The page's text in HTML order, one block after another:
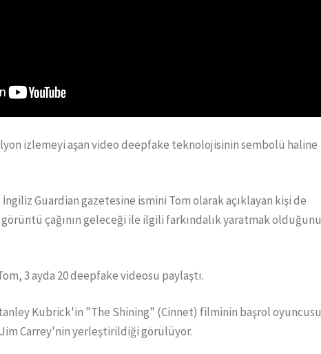
izlemeyi aşan video deepfake teknolojisinin sembolü haline
Guardian gazetesine ismini Tom olarak açıklayan kişi de
görüntü çağının geleceği ile ilgili farkındalık yaratmak olduğunu
3 ayda 20 deepfake videosu paylaştı.
Kubrick'in "The Shining" (Cinnet) filminin başrol oyuncusu
Carrey'nin yerleştirildiği görülüyor.